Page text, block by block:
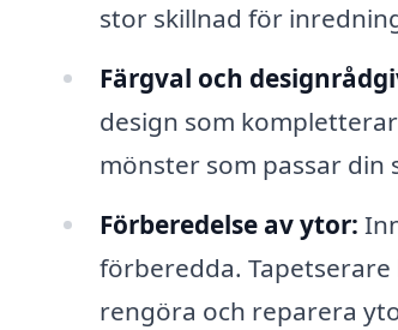
stor skillnad för
Färgval och
design som
mönster som passar din
Förberedelse av ytor:
förberedda.
rengöra och reparera